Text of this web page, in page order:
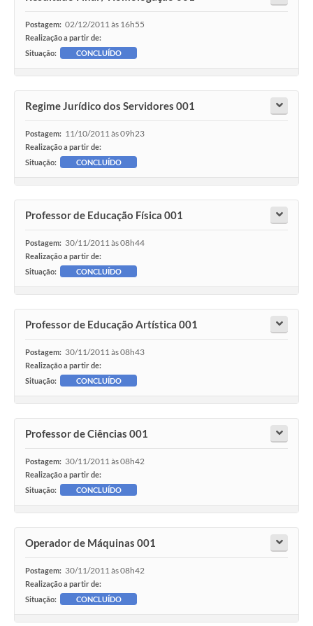
Postagem: 02/12/2011 às 16h55
Realização a partir de:
Situação:
CONCLUÍDO
Regime Jurídico dos Servidores 001
Postagem: 11/10/2011 às 09h23
Realização a partir de:
Situação:
CONCLUÍDO
Professor de Educação Física 001
Postagem: 30/11/2011 às 08h44
Realização a partir de:
Situação:
CONCLUÍDO
Professor de Educação Artística 001
Postagem: 30/11/2011 às 08h43
Realização a partir de:
Situação:
CONCLUÍDO
Professor de Ciências 001
Postagem: 30/11/2011 às 08h42
Realização a partir de:
Situação:
CONCLUÍDO
Operador de Máquinas 001
Postagem: 30/11/2011 às 08h42
Realização a partir de:
Situação:
CONCLUÍDO